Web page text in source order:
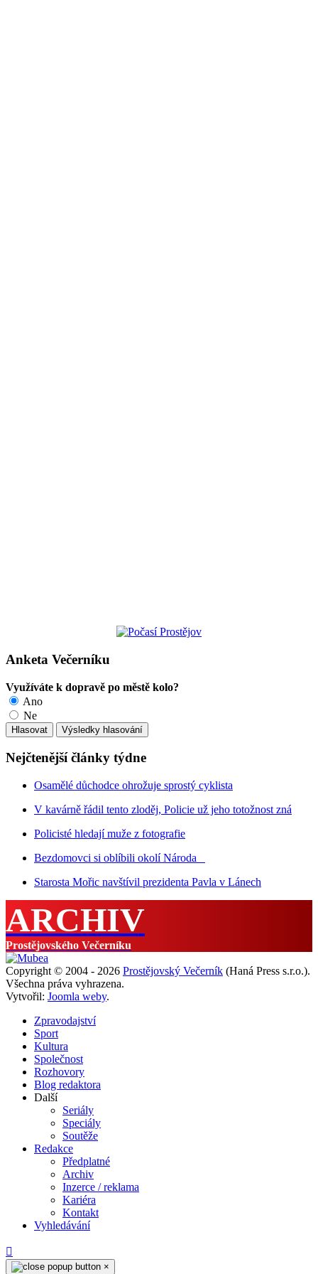
Anketa Večerníku
Využíváte k dopravě po městě kolo?
Ano
Ne
Nejčtenější články týdne
Osamělé důchodce ohrožuje sprostý cyklista
V kavárně řádil tento zloděj, Policie už jeho totožnost zná
Policisté hledají muže z fotografie
Bezdomovci si oblíbili okolí Národa
Starosta Mořic navštívil prezidenta Pavla v Lánech
ARCHIV
Prostějovského Večerníku
Copyright © 2004 - 2026 Prostějovský Večerník (Haná Press s.r.o.).
Všechna práva vyhrazena.
Vytvořil: Joomla weby.
Zpravodajství
Sport
Kultura
Společnost
Rozhovory
Blog redaktora
Další
Seriály
Speciály
Soutěže
Redakce
Předplatné
Archiv
Inzerce / reklama
Kariéra
Kontakt
Vyhledávání
×